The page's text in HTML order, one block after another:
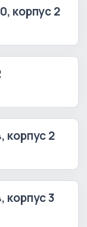
корпус 2
корпус 2
корпус 3